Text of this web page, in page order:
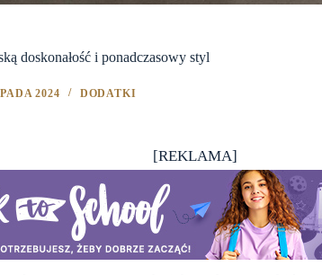
doskonałość i ponadczasowy styl
2024 DODATKI
[REKLAMA]